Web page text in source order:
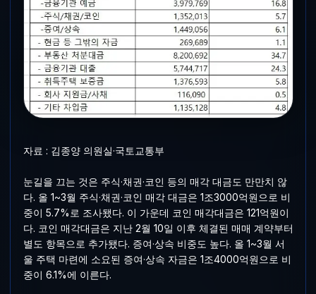
자료 : 김종양 의원실·국토교통부
눈길을 끄는 것은 주식·채권·코인 등의 매각 대금도 만만치 않
다. 올 1~3월 주식·채권·코인 매각 대금은 1조3000억원으로 비
중이 5.7%로 조사됐다. 이 가운데 코인 매각대금은 121억원이
다. 코인 매각대금은 지난 2월 10일 이후 체결된 매매 계약부터
별도 항목으로 추가됐다. 증여·상속 비중도 높다. 올 1~3월 서
울 주택 마련에 소요된 증여·상속 자금은 1조4000억원으로 비
중이 6.1%에 이른다.